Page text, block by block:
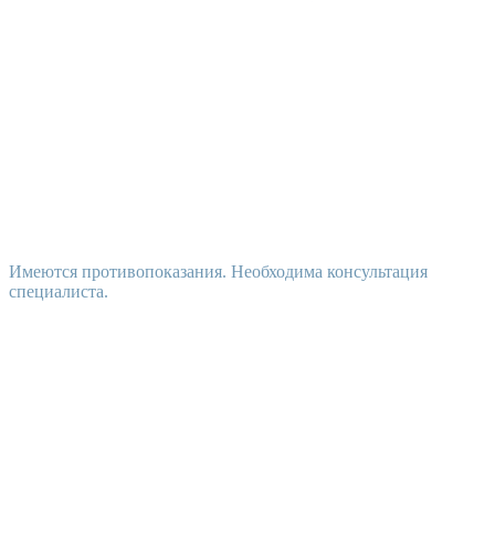
Имеются противопоказания. Необходима консультация
специалиста.